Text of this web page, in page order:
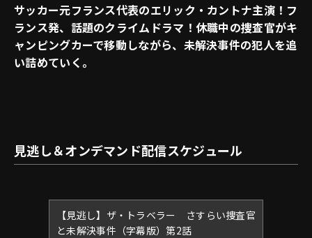
サッカー元フランス代表のエリック・カントナ主演！フ
ランス発、話題のクライムドラマ！休職中の捜査官がキ
ャンピングカーで移動しながら、未解決事件の犯人を追
い詰めていく。
見逃し＆オンデマンド配信スケジュール
【見逃し】ザ・トラベラー さすらい捜査官
と未解決事件（字幕版）第2話